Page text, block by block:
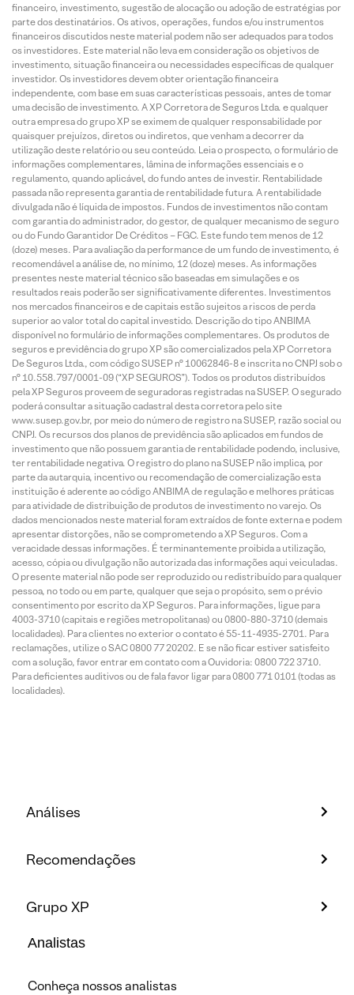
financeiro, investimento, sugestão de alocação ou adoção de estratégias por
parte dos destinatários. Os ativos, operações, fundos e/ou instrumentos
financeiros discutidos neste material podem não ser adequados para todos
os investidores. Este material não leva em consideração os objetivos de
investimento, situação financeira ou necessidades específicas de qualquer
investidor. Os investidores devem obter orientação financeira
independente, com base em suas características pessoais, antes de tomar
uma decisão de investimento. A XP Corretora de Seguros Ltda. e qualquer
outra empresa do grupo XP se eximem de qualquer responsabilidade por
quaisquer prejuízos, diretos ou indiretos, que venham a decorrer da
utilização deste relatório ou seu conteúdo. Leia o prospecto, o formulário de
informações complementares, lâmina de informações essenciais e o
regulamento, quando aplicável, do fundo antes de investir. Rentabilidade
passada não representa garantia de rentabilidade futura. A rentabilidade
divulgada não é líquida de impostos. Fundos de investimentos não contam
com garantia do administrador, do gestor, de qualquer mecanismo de seguro
ou do Fundo Garantidor De Créditos – FGC. Este fundo tem menos de 12
(doze) meses. Para avaliação da performance de um fundo de investimento, é
recomendável a análise de, no mínimo, 12 (doze) meses. As informações
presentes neste material técnico são baseadas em simulações e os
resultados reais poderão ser significativamente diferentes. Investimentos
nos mercados financeiros e de capitais estão sujeitos a riscos de perda
superior ao valor total do capital investido. Descrição do tipo ANBIMA
disponível no formulário de informações complementares. Os produtos de
seguros e previdência do grupo XP são comercializados pela XP Corretora
De Seguros Ltda., com código SUSEP n° 10062846-8 e inscrita no CNPJ sob o
n° 10.558.797/0001-09 (“XP SEGUROS”). Todos os produtos distribuídos
pela XP Seguros proveem de seguradoras registradas na SUSEP. O segurado
poderá consultar a situação cadastral desta corretora pelo site
www.susep.gov.br, por meio do número de registro na SUSEP, razão social ou
CNPJ. Os recursos dos planos de previdência são aplicados em fundos de
investimento que não possuem garantia de rentabilidade podendo, inclusive,
ter rentabilidade negativa. O registro do plano na SUSEP não implica, por
parte da autarquia, incentivo ou recomendação de comercialização esta
instituição é aderente ao código ANBIMA de regulação e melhores práticas
para atividade de distribuição de produtos de investimento no varejo. Os
dados mencionados neste material foram extraídos de fonte externa e podem
apresentar distorções, não se comprometendo a XP Seguros. Com a
veracidade dessas informações. É terminantemente proibida a utilização,
acesso, cópia ou divulgação não autorizada das informações aqui veiculadas.
O presente material não pode ser reproduzido ou redistribuído para qualquer
pessoa, no todo ou em parte, qualquer que seja o propósito, sem o prévio
consentimento por escrito da XP Seguros. Para informações, ligue para
4003-3710 (capitais e regiões metropolitanas) ou 0800-880-3710 (demais
localidades). Para clientes no exterior o contato é 55-11-4935-2701. Para
reclamações, utilize o SAC 0800 77 20202. E se não ficar estiver satisfeito
com a solução, favor entrar em contato com a Ouvidoria: 0800 722 3710.
Para deficientes auditivos ou de fala favor ligar para 0800 771 0101 (todas as
localidades).
Análises
Recomendações
Grupo XP
Analistas
Conheça nossos analistas